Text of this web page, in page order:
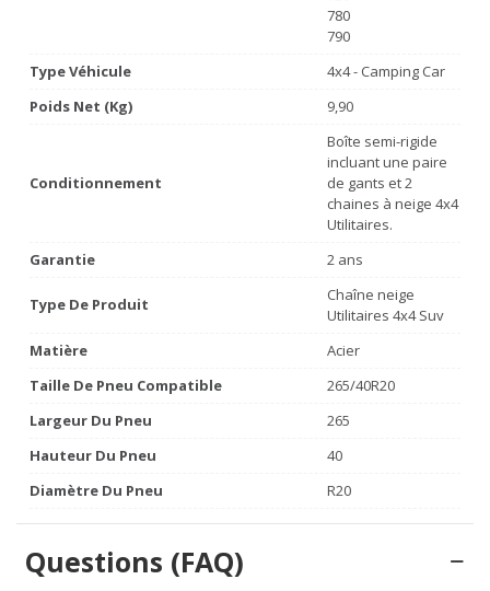
780
790
Type Véhicule
4x4 - Camping Car
Poids Net (Kg)
9,90
Conditionnement
Boîte semi-rigide
incluant une paire
de gants et 2
chaines à neige 4x4
Utilitaires.
Garantie
2 ans
Type De Produit
Chaîne neige
Utilitaires 4x4 Suv
Matière
Acier
Taille De Pneu Compatible
265/40R20
Largeur Du Pneu
265
Hauteur Du Pneu
40
Diamètre Du Pneu
R20
Questions (FAQ)